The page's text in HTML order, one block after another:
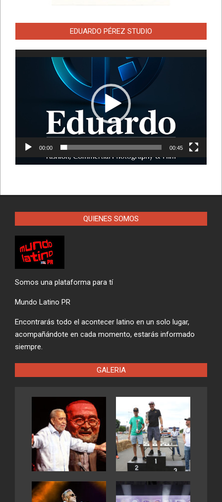
EDUARDO PÉREZ STUDIO
Reproductor
00:00 00:45
QUIENES SOMOS
Somos una plataforma para tí
Mundo Latino PR
Encontrarás todo el acontecer latino en un solo lugar,
acompañándote en cada momento, estarás informado
siempre.
GALERIA